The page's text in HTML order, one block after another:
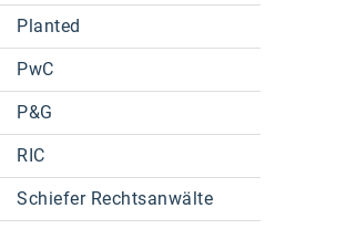
Planted
PwC
P&G
RIC
Schiefer Rechtsanwälte